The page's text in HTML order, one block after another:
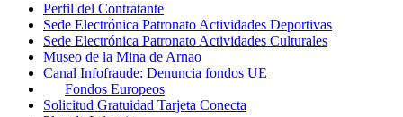
Perfil del Contratante
Sede Electrónica Patronato Actividades Deportivas
Sede Electrónica Patronato Actividades Culturales
Museo de la Mina de Arnao
Canal Infofraude: Denuncia fondos UE
Fondos Europeos
Solicitud Gratuidad Tarjeta Conecta